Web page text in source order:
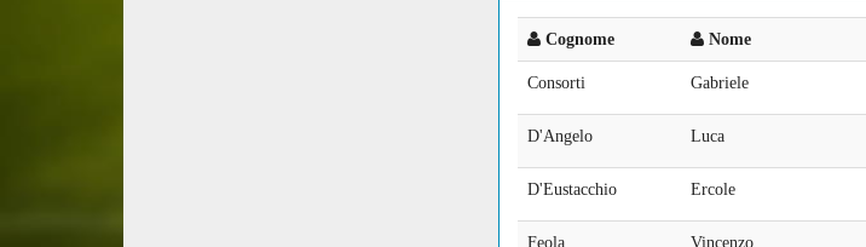
Cognome Nome
Consorti Gabriele
D'Angelo Luca
D'Eustacchio Ercole
Feola Vincenzo